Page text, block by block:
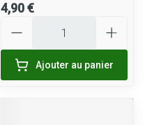
4,90 €
Ajouter au panier